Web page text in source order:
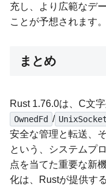
充し、より広範なデ
ことが予想されます。
まとめ
Rust 1.76.0は、C文
OwnedFd / UnixSocket
安全な管理と転送、
という、システムプ
点を当てた重要な新
化は、Rustが提供す